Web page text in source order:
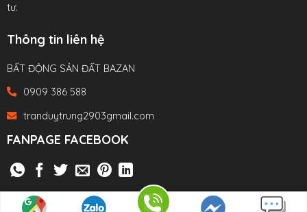
tư.
Thông tin liên hệ
BẤT ĐỘNG SẢN ĐẤT BAZAN
0909 386 588
tranduytrung2903gmail.com
FANPAGE FACEBOOK